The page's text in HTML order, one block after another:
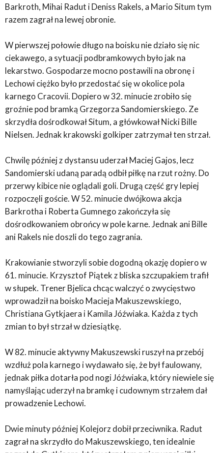
Barkroth, Mihai Radut i Deniss Rakels, a Mario Situm tym
razem zagrał na lewej obronie.
W pierwszej połowie długo na boisku nie działo się nic
ciekawego, a sytuacji podbramkowych było jak na
lekarstwo. Gospodarze mocno postawili na obronę i
Lechowi ciężko było przedostać się w okolice pola
karnego Cracovii. Dopiero w 32. minucie zrobiło się
groźnie pod bramką Grzegorza Sandomierskiego. Ze
skrzydła dośrodkował Situm, a główkował Nicki Bille
Nielsen. Jednak krakowski golkiper zatrzymał ten strzał.
Chwilę później z dystansu uderzał Maciej Gajos, lecz
Sandomierski udaną paradą odbił piłkę na rzut rożny. Do
przerwy kibice nie oglądali goli. Drugą część gry lepiej
rozpoczęli goście. W 52. minucie dwójkowa akcja
Barkrotha i Roberta Gumnego zakończyła się
dośrodkowaniem obrońcy w pole karne. Jednak ani Bille
ani Rakels nie doszli do tego zagrania.
Krakowianie stworzyli sobie dogodną okazję dopiero w
61. minucie. Krzysztof Piątek z bliska szczupakiem trafił
w słupek. Trener Bjelica chcąc walczyć o zwycięstwo
wprowadził na boisko Macieja Makuszewskiego,
Christiana Gytkjaera i Kamila Jóźwiaka. Każda z tych
zmian to był strzał w dziesiątkę.
W 82. minucie aktywny Makuszewski ruszył na przebój
wzdłuż pola karnego i wydawało się, że był faulowany,
jednak piłka dotarła pod nogi Jóźwiaka, który niewiele się
namyślając uderzył na bramkę i cudownym strzałem dał
prowadzenie Lechowi.
Dwie minuty później Kolejorz dobił przeciwnika. Radut
zagrał na skrzydło do Makuszewskiego, ten idealnie